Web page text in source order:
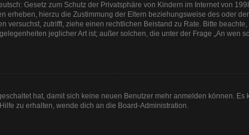
Gesetz zum Schutz der Privatsphäre von Kindern im Internet von
erheben, hierzu die Zustimmung der Eltern beziehungsweise des oder
versuchst, zutrifft, ziehe einen rechtlichen Beistand zu Rate. Bitte
jeglicher Art ist; außer solchen, die unter der Frage „An wen
hat, damit sich keine neuen Benutzer mehr anmelden können.
zu erhalten, wende dich an die Board-Administration.